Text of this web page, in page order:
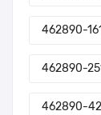
462890-161
462890-
462890-